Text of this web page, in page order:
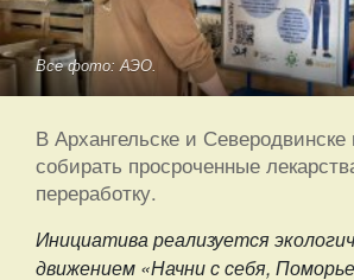
Все фото: АЭО.
В Архангельске и Северодвинске
собирать просроченные
переработку.
Инициатива реализуется
движением «Начни с себя,